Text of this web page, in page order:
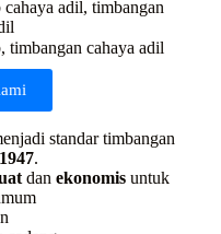
standar timbangan
.
dan ekonomisuntuk